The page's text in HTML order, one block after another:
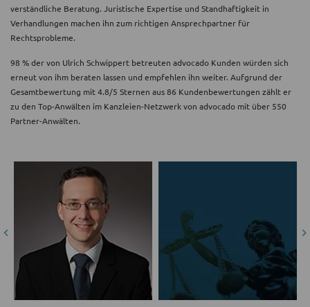
verständliche Beratung. Juristische Expertise und Standhaftigkeit in
Verhandlungen machen ihn zum richtigen Ansprechpartner für
Rechtsprobleme.
98 % der von Ulrich Schwippert betreuten advocado Kunden würden sich
erneut von ihm beraten lassen und empfehlen ihn weiter. Aufgrund der
Gesamtbewertung mit 4.8/5 Sternen aus 86 Kundenbewertungen zählt er
zu den Top-Anwälten im Kanzleien-Netzwerk von advocado mit über 550
Partner-Anwälten.